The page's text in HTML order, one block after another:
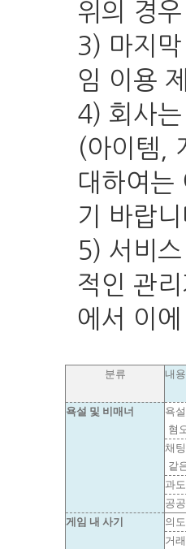
위의 경
3) 마지
임 이용
4) 회사
(아이템,
대하여는
기 바랍니
5) 서비
적인 관
에서 이
분류 내용
욕설 및 비매너 욕설
혐
채
같
과
공
게임 내 사기
의
거